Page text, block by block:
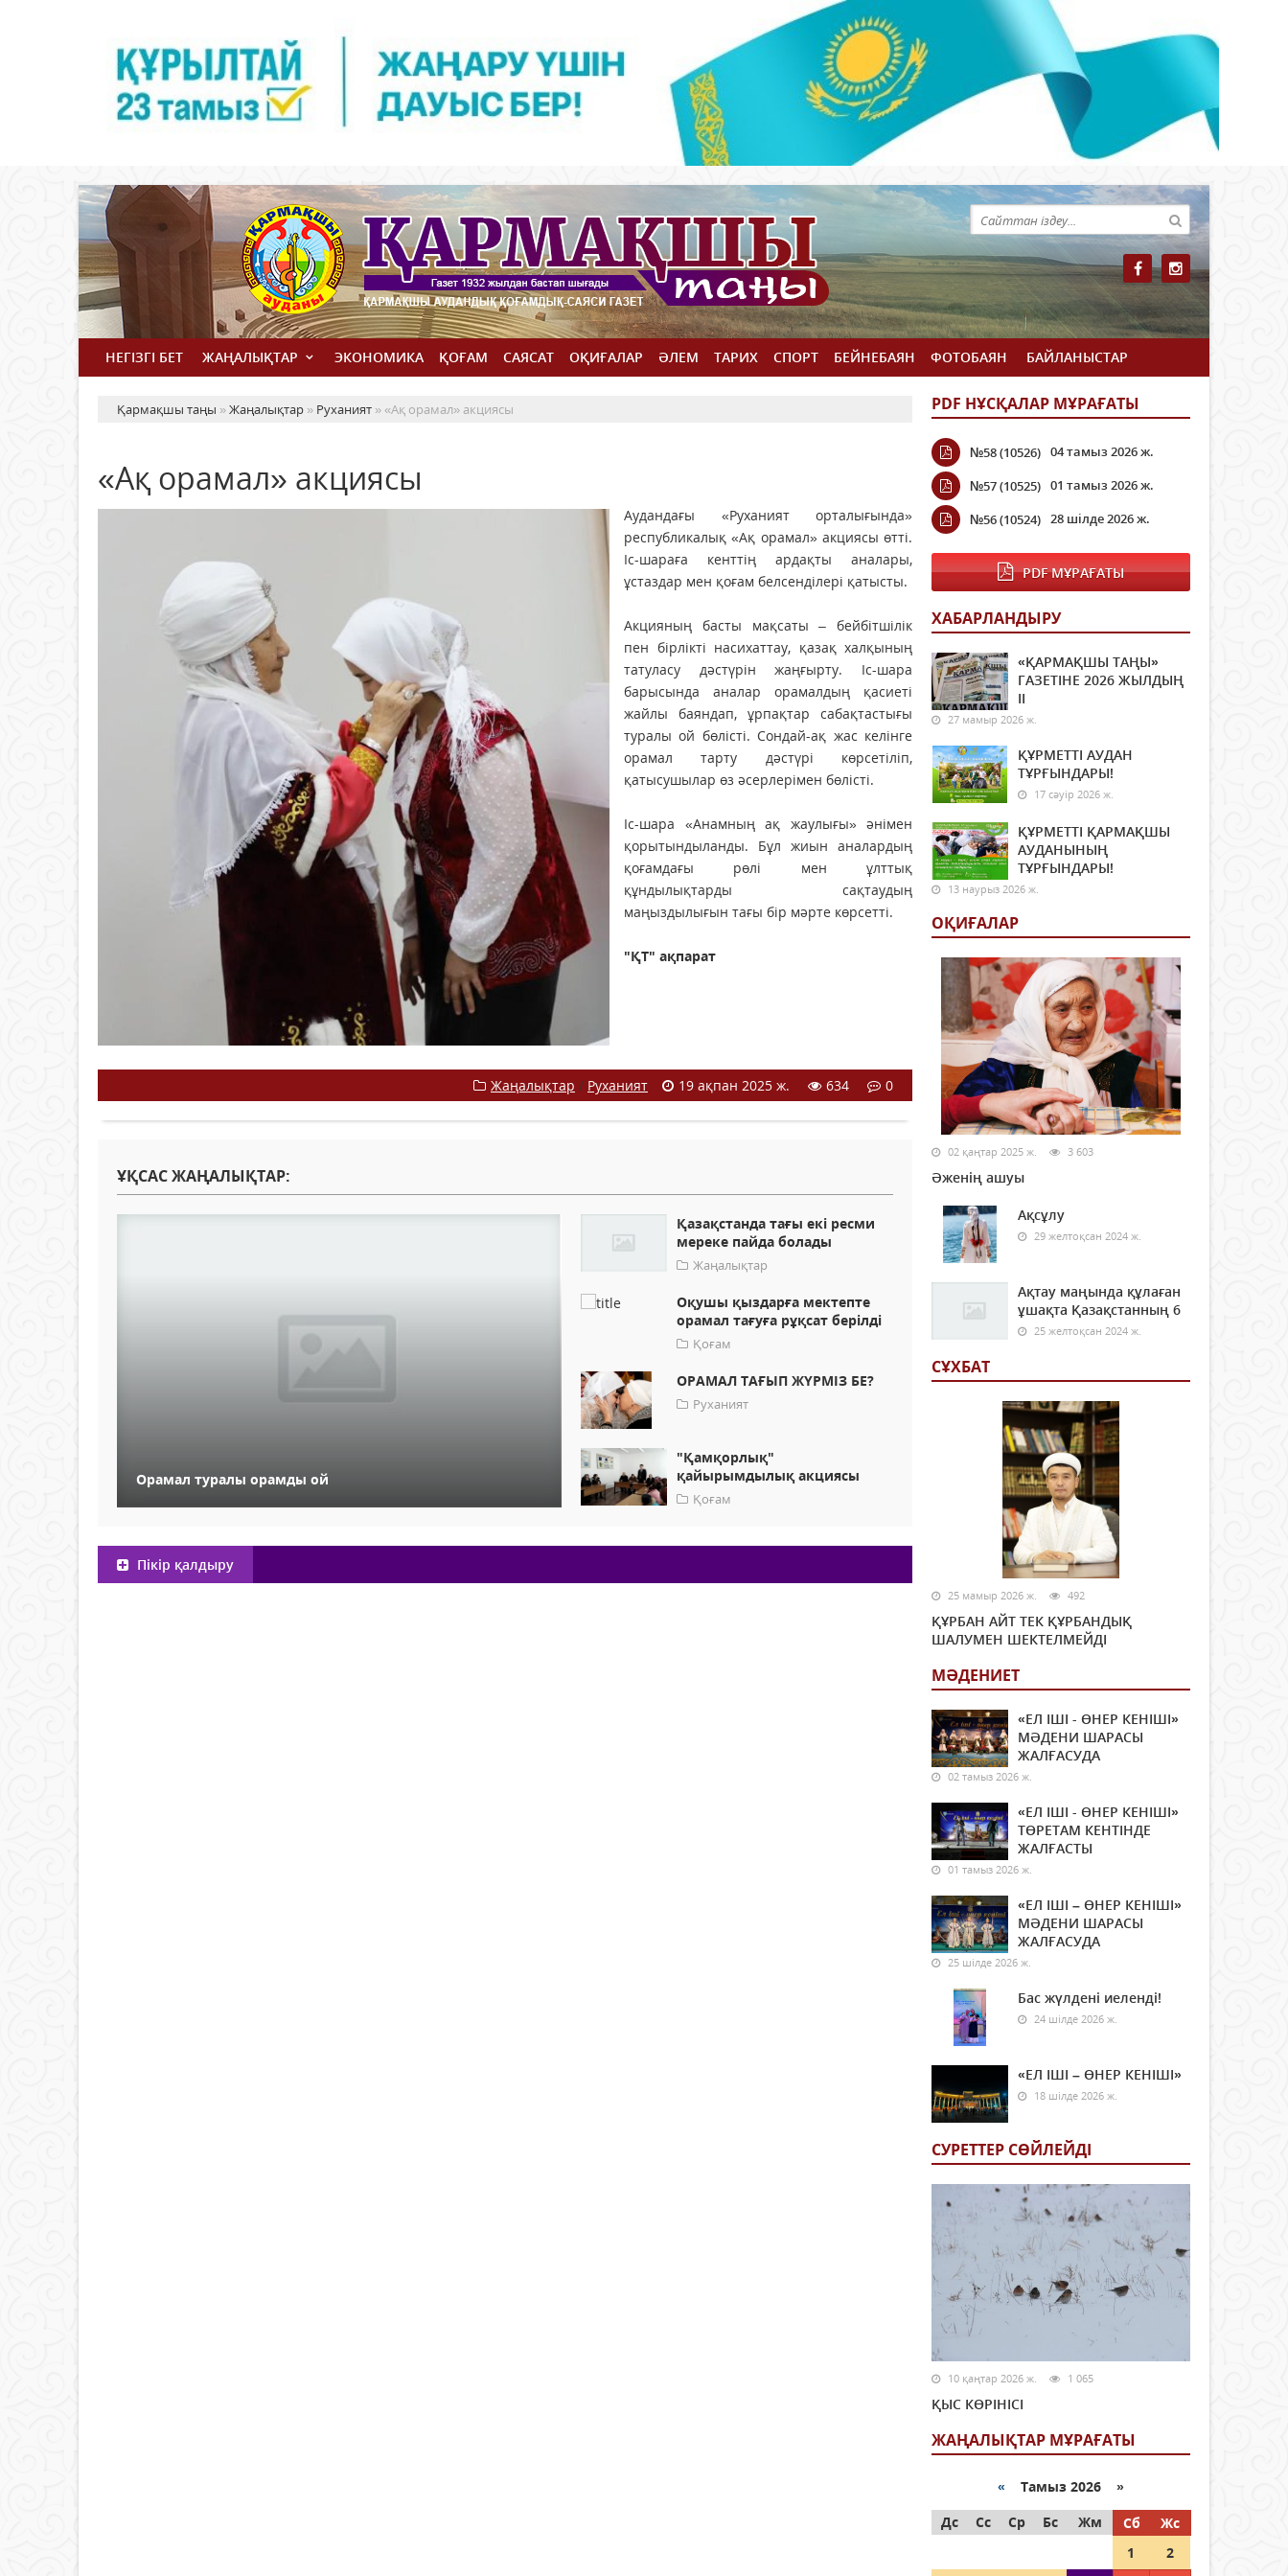
НЕГІЗГІ БЕТ ЖАҢАЛЫҚТАР ЭКОНОМИКА ҚОҒАМ САЯСАТ ОҚИҒАЛАР ӘЛЕМ ТАРИХ СПОРТ БЕЙНЕБАЯН ФОТОБАЯН БАЙЛАНЫСТАР
Қармақшы таңы »Жаңалықтар » Руханият » «Ақ орамал» акциясы
«Ақ орамал» акциясы
Аудандағы «Руханият орталығында»
республикалық «Ақ орамал» акциясы өтті.
Іс-шараға кенттің ардақты аналары,
ұстаздар мен қоғам белсенділері қатысты.
Акцияның басты мақсаты – бейбітшілік
пен бірлікті насихаттау, қазақ халқының
татуласу дәстүрін жаңғырту. Іс-шара
барысында аналар орамалдың қасиеті
жайлы баяндап, ұрпақтар сабақтастығы
туралы ой бөлісті. Сондай-ақ жас келінге
орамал тарту дәстүрі көрсетіліп,
қатысушылар өз әсерлерімен бөлісті.
Іс-шара «Анамның ақ жаулығы» әнімен
қорытындыланды. Бұл жиын аналардың
қоғамдағы рөлі мен ұлттық
құндылықтарды сақтаудың
маңыздылығын тағы бір мәрте көрсетті.
"ҚТ" ақпарат
Жаңалықтар / Руханият 19 ақпан 2025 ж. 634 0
ҰҚСАС ЖАҢАЛЫҚТАР:
Орамал туралы орамды ой
Қазақстанда тағы екі ресми
мереке пайда болады
Жаңалықтар
Оқушы қыздарға мектепте
орамал тағуға рұқсат берілді
Қоғам
ОРАМАЛ ТАҒЫП ЖҮРМІЗ БЕ?
Руханият
"Қамқорлық"
қайырымдылық акциясы
Қоғам
Пікір қалдыру
PDF НҰСҚАЛАР МҰРАҒАТЫ
№58 (10526) 04 тамыз 2026 ж.
№57 (10525) 01 тамыз 2026 ж.
№56 (10524) 28 шілде 2026 ж.
PDF МҰРАҒАТЫ
ХАБАРЛАНДЫРУ
«ҚАРМАҚШЫ ТАҢЫ»
ГАЗЕТІНЕ 2026 ЖЫЛДЫҢ
ІI
27 мамыр 2026 ж.
ҚҰРМЕТТІ АУДАН
ТҰРҒЫНДАРЫ!
17 сәуір 2026 ж.
ҚҰРМЕТТІ ҚАРМАҚШЫ
АУДАНЫНЫҢ
ТҰРҒЫНДАРЫ!
13 наурыз 2026 ж.
ОҚИҒАЛАР
02 қаңтар 2025 ж. 3 603
Әженің ашуы
Ақсұлу
29 желтоқсан 2024 ж.
Ақтау маңында құлаған
ұшақта Қазақстанның 6
25 желтоқсан 2024 ж.
СҰХБАТ
25 мамыр 2026 ж. 492
ҚҰРБАН АЙТ ТЕК ҚҰРБАНДЫҚ
ШАЛУМЕН ШЕКТЕЛМЕЙДІ
МӘДЕНИЕТ
«ЕЛ ІШІ - ӨНЕР КЕНІШІ»
МӘДЕНИ ШАРАСЫ
ЖАЛҒАСУДА
02 тамыз 2026 ж.
«ЕЛ ІШІ - ӨНЕР КЕНІШІ»
ТӨРЕТАМ КЕНТІНДЕ
ЖАЛҒАСТЫ
01 тамыз 2026 ж.
«ЕЛ ІШІ – ӨНЕР КЕНІШІ»
МӘДЕНИ ШАРАСЫ
ЖАЛҒАСУДА
25 шілде 2026 ж.
Бас жүлдені иеленді!
24 шілде 2026 ж.
«ЕЛ ІШІ – ӨНЕР КЕНІШІ»
18 шілде 2026 ж.
СУРЕТТЕР СӨЙЛЕЙДI
10 қаңтар 2026 ж. 1 065
ҚЫС КӨРІНІСІ
ЖАҢАЛЫҚТАР МҰРАҒАТЫ
« Тамыз 2026 »
Дс
Сс Ср Бс Жм Сб
Жс
1
2